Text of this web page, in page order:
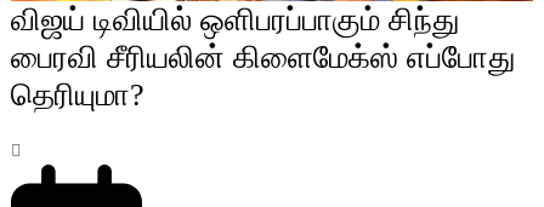
விஜய் டிவியில் ஒளிபரப்பாகும் சிந்து
பைரவி சீரியலின் கிளைமேக்ஸ் எப்போது
தெரியுமா?